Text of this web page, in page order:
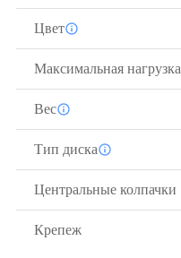
Цвет
Максимальная нагрузка
Вес
Тип диска
Центральные колпачки
Крепеж